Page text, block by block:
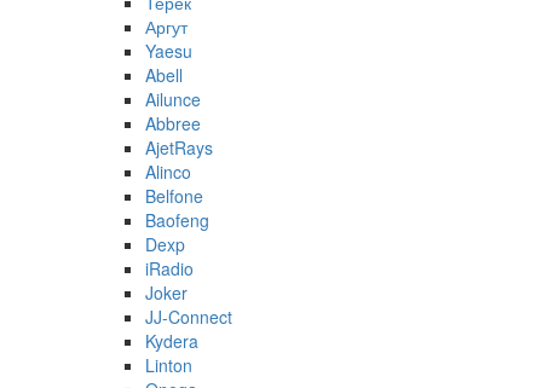
Аргут
Yaesu
Abell
Ailunce
Abbree
AjetRays
Alinco
Belfone
Baofeng
Dexp
iRadio
Joker
JJ-Connect
Kydera
Linton